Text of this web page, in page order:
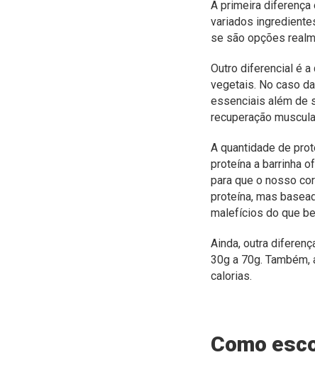
A primeira
variados
se são opções
Outro diferencial é
vegetais. No caso
essenciais além de
recuperação
A quantidade de
proteína a barrinha
para que o nosso
proteína, mas
malefícios do que
Ainda, outra
30g a 70g.
calorias.
Como